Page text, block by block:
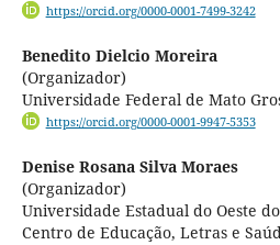
https://orcid.org/0000-0001-7499-3242
Benedito Dielcio Moreira
(Organizador)
Universidade Federal de Mato
https://orcid.org/0000-0001-9947-5353
Denise Rosana Silva Moraes
(Organizador)
Universidade Estadual do Oeste
Centro de Educação, Letras e